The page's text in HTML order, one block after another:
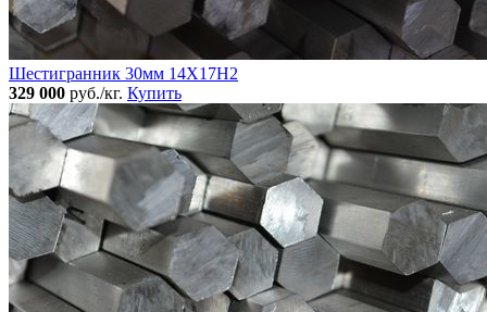
Шестигранник 30мм 14Х17Н2
329 000 руб./кг. Купить